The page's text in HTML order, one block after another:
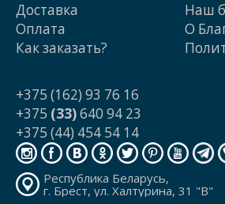
Доставка
Оплата
Как заказать?
Наш
О
+375 (162) 93 76 16
+375 (33)640 94 23
+375 (44) 454 54 14
Республика Беларусь,
г. Брест, ул. Халтурина, 31 "В"